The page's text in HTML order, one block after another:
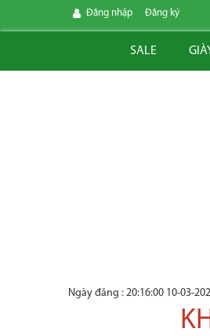
Đăng nhập Đăng ký
SALE
Ngày đăng : 20:16:00 10-03-